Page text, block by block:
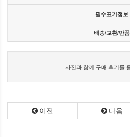
필수표기정보
배송/교환/반품
사진과 함께 구매 후기를
이전 다음